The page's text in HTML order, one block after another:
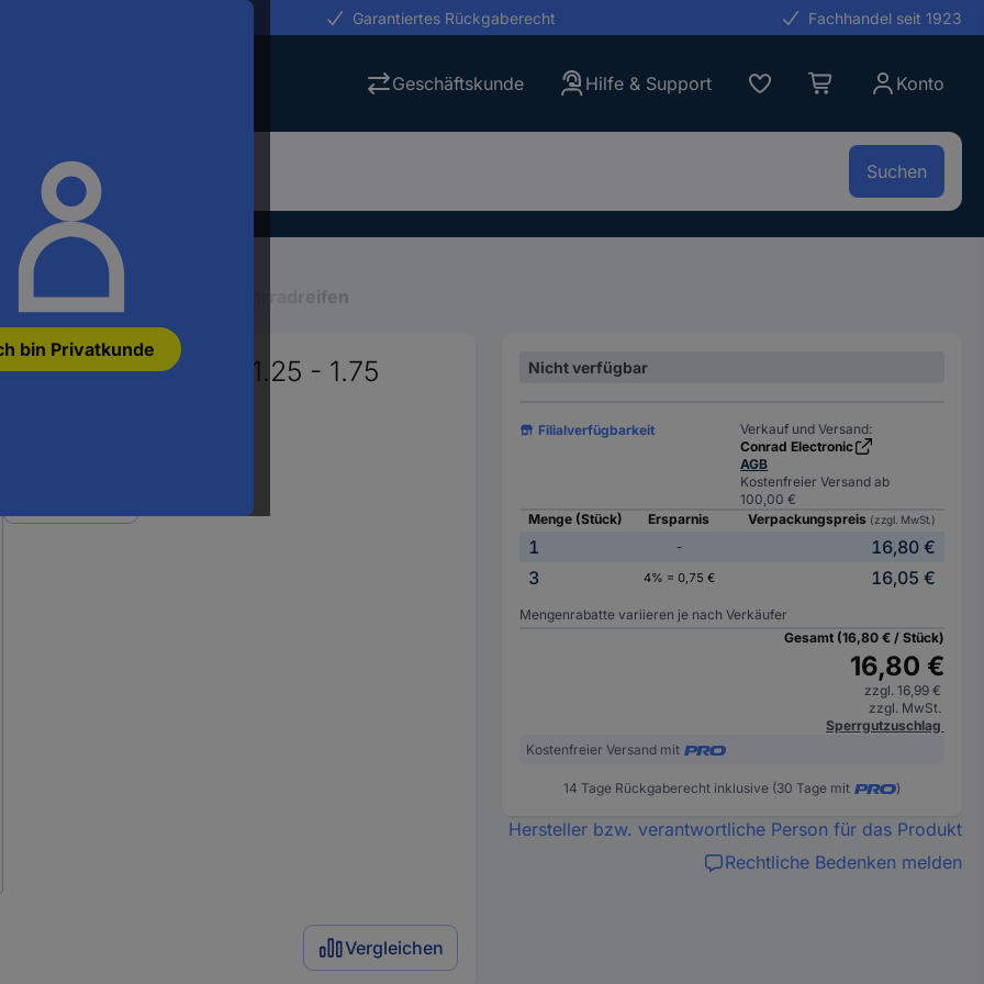
bin Privatkunde
Garantiertes Rückgaberecht Fachhandel seit 1923
Geschäftskunde Hilfe & Support Konto
Suchen
Fahrradzubehör Fahrradreifen
28 x 1.25 - 1.75
Vergleichen
Nicht verfügbar
Filialverfügbarkeit
Verkauf und Versand:
Conrad Electronic
AGB
Kostenfreier Versand ab
100,00 €
Menge (Stück)
Ersparnis Verpackungspreis (zzgl. MwSt.)
1 -
16,80 €
3
4% = 0,75 € 16,05 €
Mengenrabatte variieren je nach Verkäufer
Gesamt (16,80 € / Stück)
16,80 €
zzgl. 16,99 €
zzgl. MwSt.
Sperrgutzuschlag
Kostenfreier Versand mit
14 Tage Rückgaberecht inklusive (30 Tage mit )
Hersteller bzw. verantwortliche Person für das Produkt
Rechtliche Bedenken melden